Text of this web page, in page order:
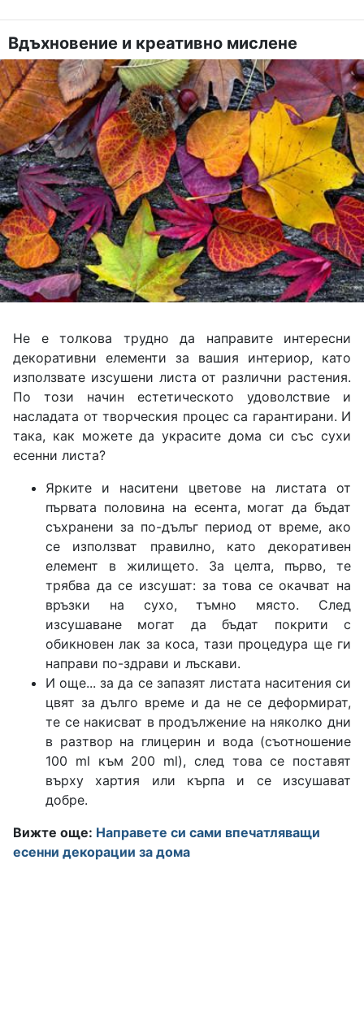
Вдъхновение и креативно мислене
Не е толкова трудно да направите интересни
декоративни елементи за вашия интериор, като
използвате изсушени листа от различни растения.
По този начин естетическото удоволствие и
насладата от творческия процес са гарантирани. И
така, как можете да украсите дома си със сухи
есенни листа?
Ярките и наситени цветове на листата от
първата половина на есента, могат да бъдат
съхранени за по-дълъг период от време, ако
се използват правилно, като декоративен
елемент в жилището. За целта, първо, те
трябва да се изсушат: за това се окачват на
връзки на сухо, тъмно място. След
изсушаване могат да бъдат покрити с
обикновен лак за коса, тази процедура ще ги
направи по-здрави и лъскави.
И още... за да се запазят листата наситения си
цвят за дълго време и да не се деформират,
те се накисват в продължение на няколко дни
в разтвор на глицерин и вода (съотношение
100 ml към 200 ml), след това се поставят
върху хартия или кърпа и се изсушават
добре.
Вижте още: Направете си сами впечатляващи
есенни декорации за дома